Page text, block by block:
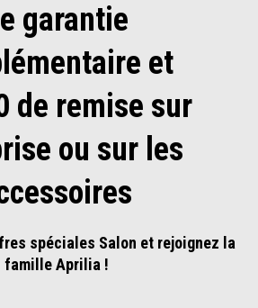
garantie
et
de remise sur
ou sur les
spéciales Salon et rejoignez la
famille Aprilia !